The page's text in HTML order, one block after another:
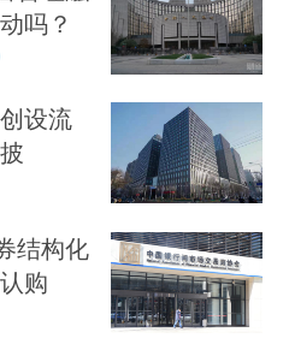
吗？
设流
结构化
购